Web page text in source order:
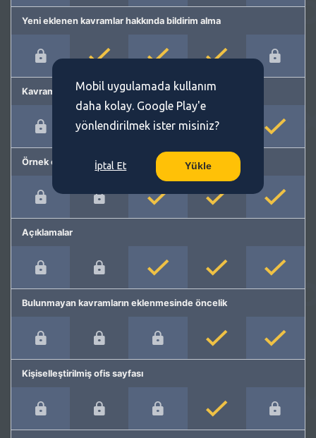
Yeni eklenen kavramlar hakkında bildirim alma
Kavram önerme
Örnek cümleler
Açıklamalar
Bulunmayan kavramların eklenmesinde öncelik
Kişiselleştirilmiş ofis sayfası
Mobil uygulamada kullanım
daha kolay. Google Play'e
yönlendirilmek ister misiniz?
İptal Et Yükle